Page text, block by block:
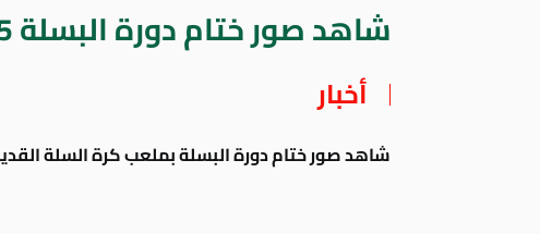
شاهد صور ختام دورة البسلة 2015
أخبار
شاهد صور ختام دورة البسلة بملعب كرة السلة